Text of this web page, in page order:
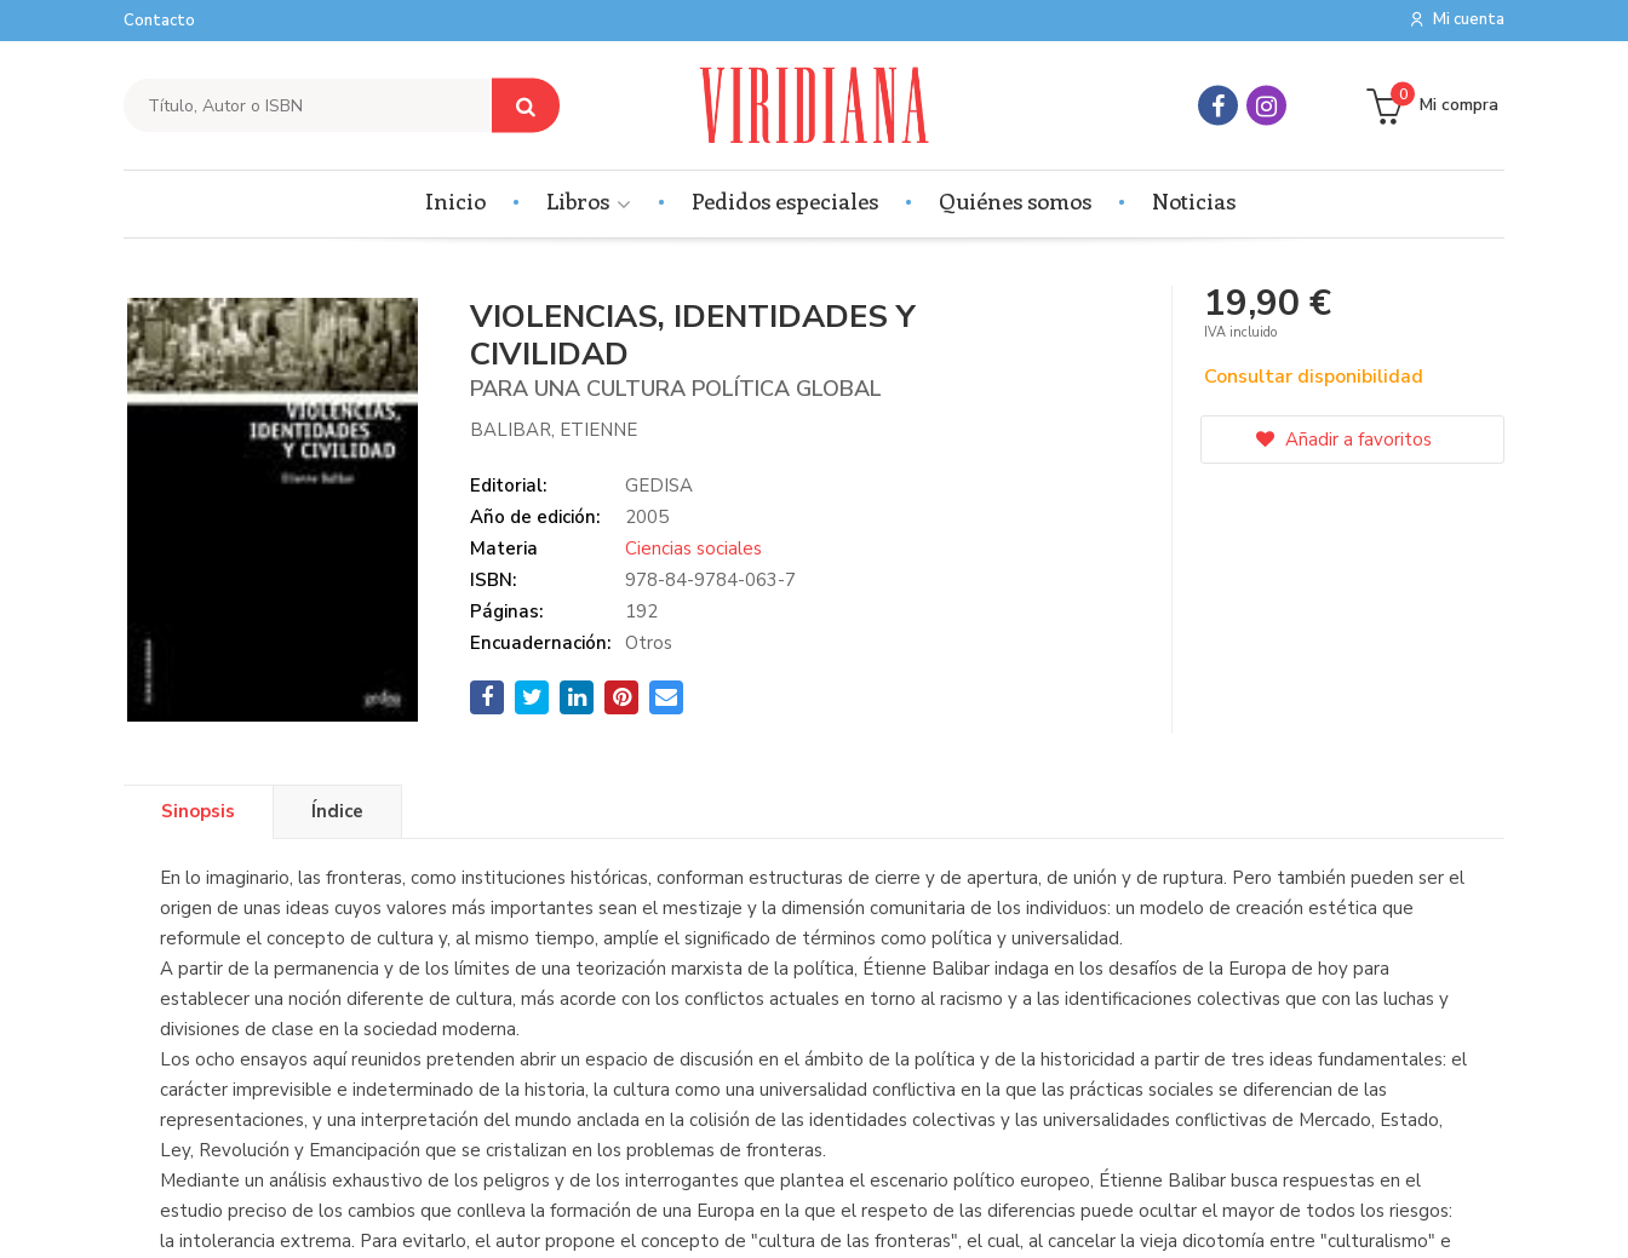
Mi cuenta
Contacto
Mi compra
0
Inicio Libros Pedidos especiales Quiénes somos Noticias
VIOLENCIAS, IDENTIDADES Y
CIVILIDAD
PARA UNA CULTURA POLÍTICA GLOBAL
BALIBAR, ETIENNE
Editorial:
GEDISA
Año de edición:
2005
Materia
Ciencias sociales
ISBN:
978-84-9784-063-7
Páginas:
192
Encuadernación:
Otros
19,90 €
IVA incluido
Consultar disponibilidad
Añadir a favoritos
Sinopsis Índice
En lo imaginario, las fronteras, como instituciones históricas, conforman estructuras de cierre y de apertura, de unión y de ruptura. Pero también pueden ser el
origen de unas ideas cuyos valores más importantes sean el mestizaje y la dimensión comunitaria de los individuos: un modelo de creación estética que
reformule el concepto de cultura y, al mismo tiempo, amplíe el significado de términos como política y universalidad.
A partir de la permanencia y de los límites de una teorización marxista de la política, Étienne Balibar indaga en los desafíos de la Europa de hoy para
establecer una noción diferente de cultura, más acorde con los conflictos actuales en torno al racismo y a las identificaciones colectivas que con las luchas y
divisiones de clase en la sociedad moderna.
Los ocho ensayos aquí reunidos pretenden abrir un espacio de discusión en el ámbito de la política y de la historicidad a partir de tres ideas fundamentales: el
carácter imprevisible e indeterminado de la historia, la cultura como una universalidad conflictiva en la que las prácticas sociales se diferencian de las
representaciones, y una interpretación del mundo anclada en la colisión de las identidades colectivas y las universalidades conflictivas de Mercado, Estado,
Ley, Revolución y Emancipación que se cristalizan en los problemas de fronteras.
Mediante un análisis exhaustivo de los peligros y de los interrogantes que plantea el escenario político europeo, Étienne Balibar busca respuestas en el
estudio preciso de los cambios que conlleva la formación de una Europa en la que el respeto de las diferencias puede ocultar el mayor de todos los riesgos:
la intolerancia extrema. Para evitarlo, el autor propone el concepto de "cultura de las fronteras", el cual, al cancelar la vieja dicotomía entre "culturalismo" e